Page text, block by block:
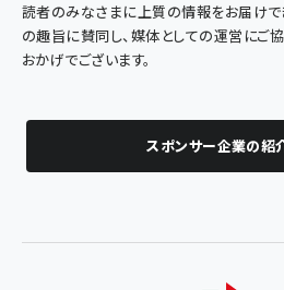
読者のみなさまに上質の情報をお届け
の趣旨に賛同し、媒体としての運営にご
おかげでございます。
スポンサー企業の紹